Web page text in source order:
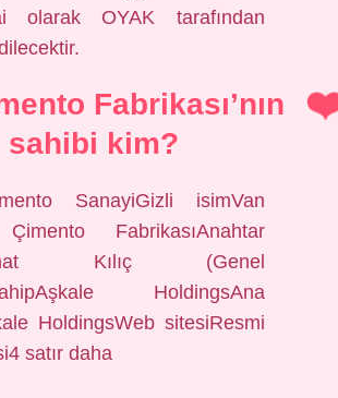
olarak OYAK tarafından
Fabrikası’nın
sahibi kim?
SanayiGizli isimVan
FabrikasıAnahtar
Kılıç (Genel
HoldingsAna
HoldingsWeb sitesiResmi
satır daha